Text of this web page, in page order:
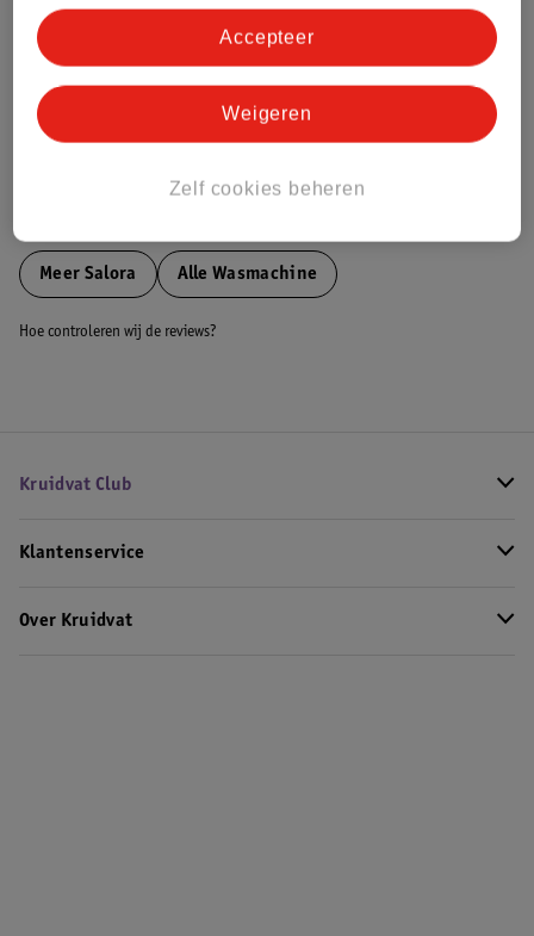
Impact Score.
Meer informatie
Bestel & Bezorginformatie
Meer Salora Alle Wasmachine
Hoe controleren wij de reviews?
Kruidvat Club
Klantenservice
Over Kruidvat
Zelf cookies beheren
Weigeren
Accepteer